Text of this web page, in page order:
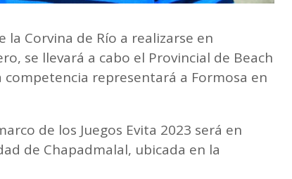
la Corvina de Río a realizarse en
se llevará a cabo el Provincial de Beach
representará a Formosa en
de los Juegos Evita 2023 será en
de Chapadmalal, ubicada en la